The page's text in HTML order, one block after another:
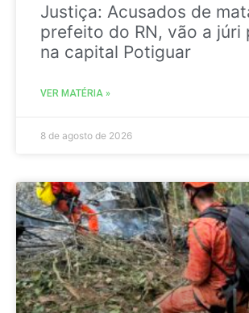
Justiça: Acusados de
prefeito do RN, vão a júri
na capital Potiguar
VER MATÉRIA »
8 de agosto de 2026